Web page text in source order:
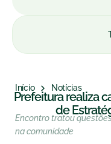
Início Notícias
Prefeitura realiza
de
Encontro tratou
na comunidade